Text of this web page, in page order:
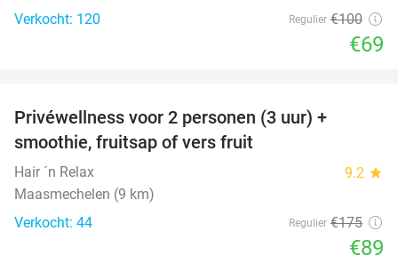
Verkocht: 120
Regulier €100
€69
Privéwellness voor 2 personen (3 uur) +
smoothie, fruitsap of vers fruit
Hair ´n Relax 9.2 star
Maasmechelen (9 km)
Verkocht: 44
Regulier €175
€89